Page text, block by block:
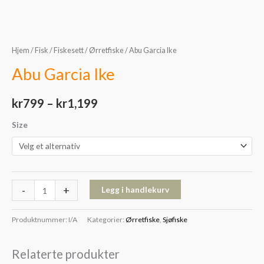
Hjem / Fisk / Fiskesett/ Ørretfiske/ Abu Garcia Ike
Abu Garcia Ike
kr799 – kr1,199
Size
- + Legg i handlekurv
Produktnummer: I/A Kategorier: Ørretfiske, Sjøfiske
Relaterte produkter